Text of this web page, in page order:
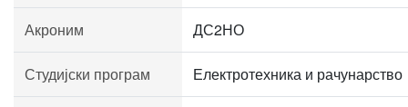
Акроним ДС2НО
Студијски програм Електротехника и рачунарство